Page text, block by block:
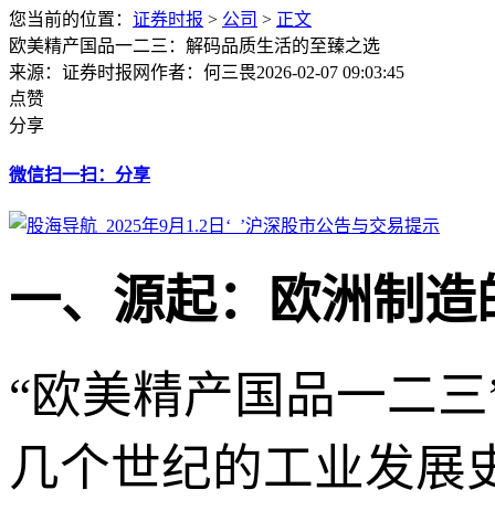
您当前的位置： 证券时报 > 公司 > 正文
欧美精产国品一二三：解码品质生活的至臻之选
来源：证券时报网作者：何三畏2026-02-07 09:03:45
点赞
分享
微信扫一扫：分享
一、源起：欧洲制
“欧美精产国品一二
几个世纪的工业发展